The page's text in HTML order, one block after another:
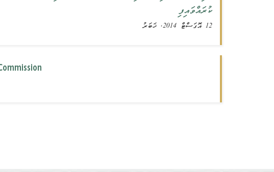
ކުރައްވައިފި
12 އޮގަސްޓް 2014, ޚަބަރު